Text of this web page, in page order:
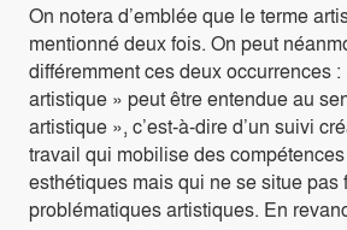
On notera d’emblée que le terme
mentionné deux fois. On peut
différemment ces deux occurrences
artistique » peut être entendue au
artistique », c’est-à-dire d’un suivi
travail qui mobilise des
esthétiques mais qui ne se situe pas
problématiques artistiques. En